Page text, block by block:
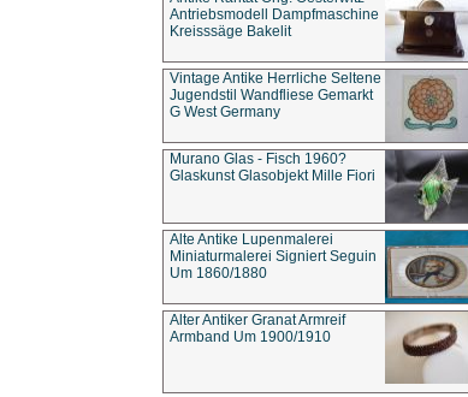
Antriebsmodell Dampfmaschine
Kreisssäge Bakelit
Vintage Antike Herrliche Seltene
Jugendstil Wandfliese Gemarkt
G West Germany
Murano Glas - Fisch 1960?
Glaskunst Glasobjekt Mille Fiori
Alte Antike Lupenmalerei
Miniaturmalerei Signiert Seguin
Um 1860/1880
Alter Antiker Granat Armreif
Armband Um 1900/1910